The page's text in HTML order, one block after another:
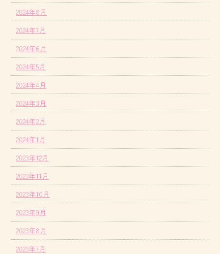
2024年8月
2024年7月
2024年6月
2024年5月
2024年4月
2024年3月
2024年2月
2024年1月
2023年12月
2023年11月
2023年10月
2023年9月
2023年8月
2023年7月